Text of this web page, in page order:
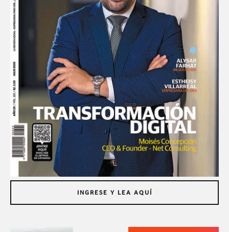
INGRESE Y LEA AQUÍ